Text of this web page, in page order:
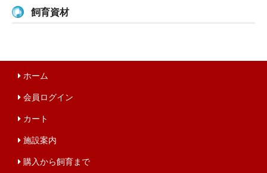
飼育資材
ホーム
会員ログイン
カート
施設案内
購入から飼育まで